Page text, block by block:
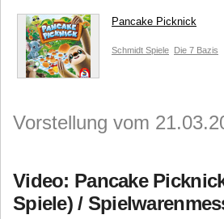
Pancake Picknick
Schmidt Spiele Die 7 Bazis
Vorstellung vom
Video: Pancake
Spiele) /